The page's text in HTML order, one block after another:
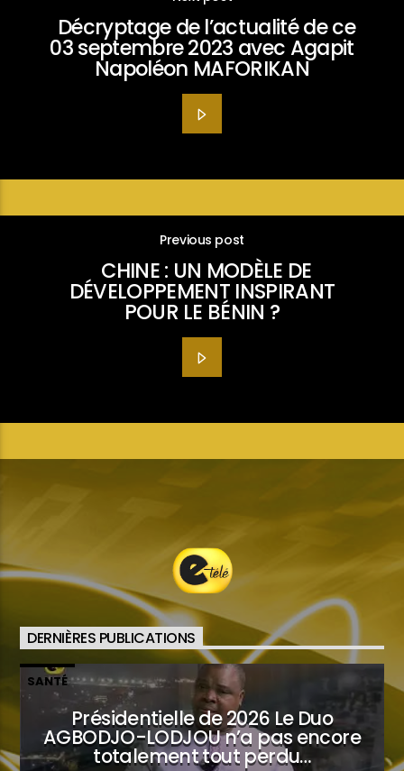
Décryptage de l’actualité de ce
03 septembre 2023 avec Agapit
Napoléon MAFORIKAN
Previous post
CHINE : UN MODÈLE DE
DÉVELOPPEMENT INSPIRANT
POUR LE BÉNIN ?
DERNIÈRES PUBLICATIONS
SANTÉ
Présidentielle de 2026 Le Duo
AGBODJO-LODJOU n’a pas encore
totalement tout perdu…